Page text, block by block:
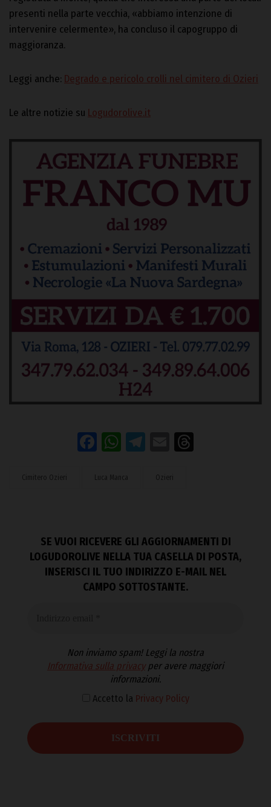
presenti nella parte vecchia, «abbiamo intenzione di
intervenire celermente», ha concluso il capogruppo di
maggioranza.
Leggi anche: Degrado e pericolo crolli nel cimitero di Ozieri
Le altre notizie su Logudorolive.it
Facebook
WhatsApp
Telegram
Email
Cimitero Ozieri Luca Manca Ozieri
SE VUOI RICEVERE GLI AGGIORNAMENTI DI
LOGUDOROLIVE NELLA TUA CASELLA DI POSTA,
INSERISCI IL TUO INDIRIZZO E-MAIL NEL
CAMPO SOTTOSTANTE.
Non inviamo spam! Leggi la nostra
Informativa sulla privacyper avere maggiori
informazioni.
Accetto la Privacy Policy